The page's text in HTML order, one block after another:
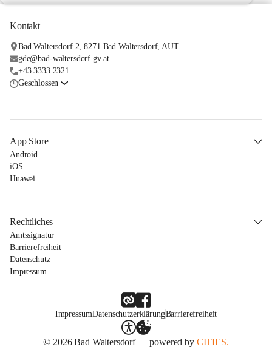
Kontakt
Bad Waltersdorf 2, 8271 Bad Waltersdorf, AUT
gde@bad-waltersdorf.gv.at
+43 3333 2321
Geschlossen
App Store
Android
iOS
Huawei
Rechtliches
Amtssignatur
Barrierefreiheit
Datenschutz
Impressum
ImpressumDatenschutzerklärungBarrierefreiheit
© 2026 Bad Waltersdorf — powered by CITIES.